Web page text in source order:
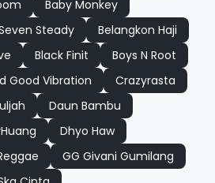
Baby Monkey
Steady
Belangkon Haji
Black Finit
Boys N Root
Good Vibration
Crazyrasta
Daun Bambu
Dhyo Haw
GG Givani Gumilang